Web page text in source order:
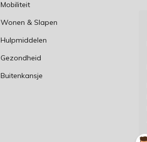
Mobiliteit
Wonen & Slapen
Hulpmiddelen
Gezondheid
Buitenkansje